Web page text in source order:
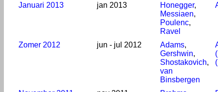
Januari 2013
jan 2013 Honegger,
Messiaen,
Poulenc,
Ravel
Zomer 2012 jun - jul 2012 Adams,
Gershwin,
Shostakovich,
van
Binsbergen